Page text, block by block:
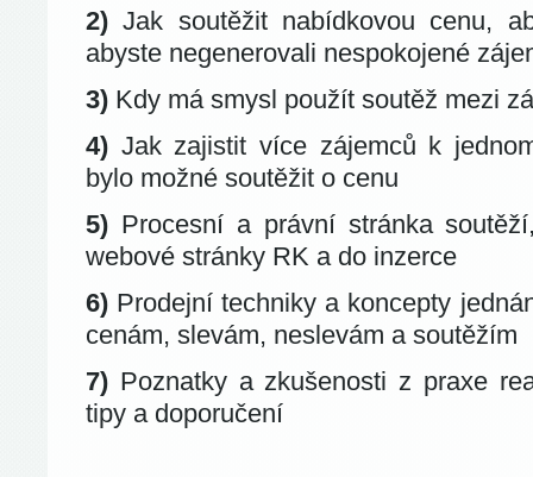
2) Jak soutěžit nabídkovou cenu,
abyste negenerovali nespokojené
3) Kdy má smysl použít soutěž mezi
4) Jak zajistit více zájemců k
bylo možné soutěžit o cenu
5) Procesní a právní stránka
webové stránky RK a do inzerce
6) Prodejní techniky a koncepty
cenám, slevám, neslevám a soutěžím
7) Poznatky a zkušenosti z praxe
tipy a doporučení